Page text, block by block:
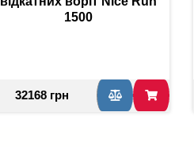
1500
32168 грн